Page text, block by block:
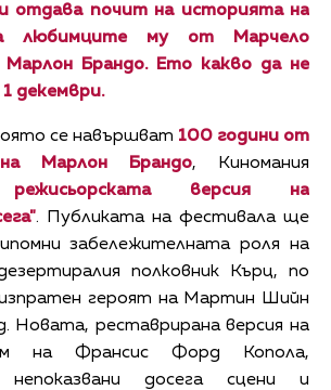
и отдава почит на историята на
любимците му от Марчело
Брандо. Ето какво да не
декември.
се навършват 100 години от
Марлон Брандо, Киномания
режисьорската версия на
". Публиката на фестивала ще
забележителната роля на
полковник Кърц, по
героят на Мартин Шийн
Новата, реставрирана версия на
на Франсис Форд Копола,
досега сцени и